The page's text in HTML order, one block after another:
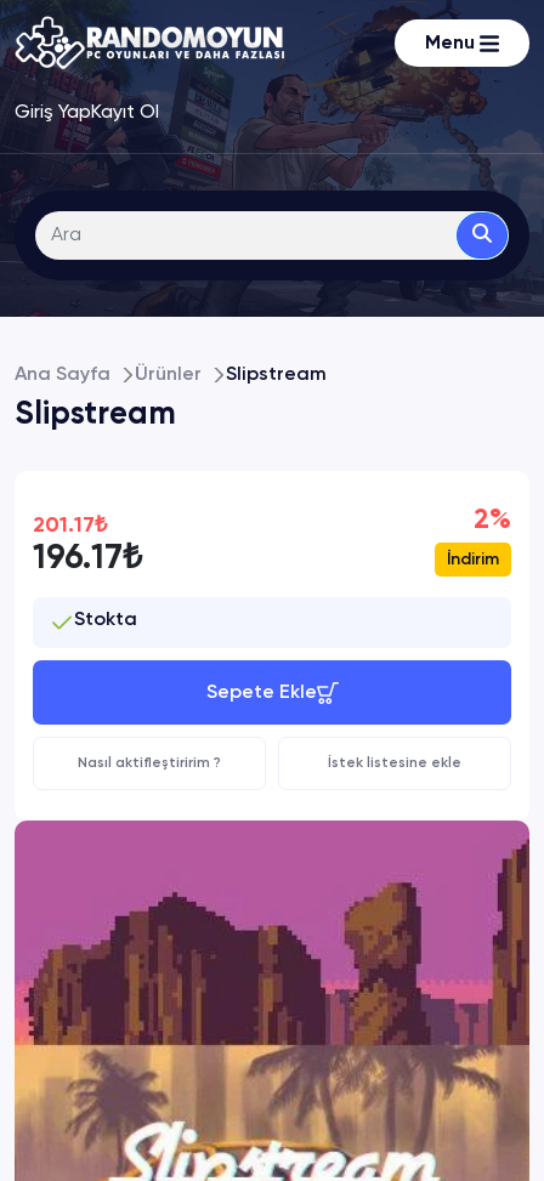
Menu
Giriş YapKayıt Ol
Ana Sayfa Ürünler Slipstream
Slipstream
201.17₺
196.17₺
2%
İndirim
Stokta
Sepete Ekle
Nasıl aktifleştiririm ? İstek listesine ekle